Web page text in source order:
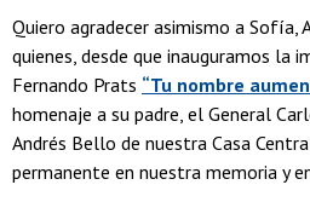
Quiero agradecer asimismo a Sofía,
quienes, desde que inauguramos la
Fernando Prats “Tu nombre
homenaje a su padre, el General
Andrés Bello de nuestra Casa
permanente en nuestra memoria y